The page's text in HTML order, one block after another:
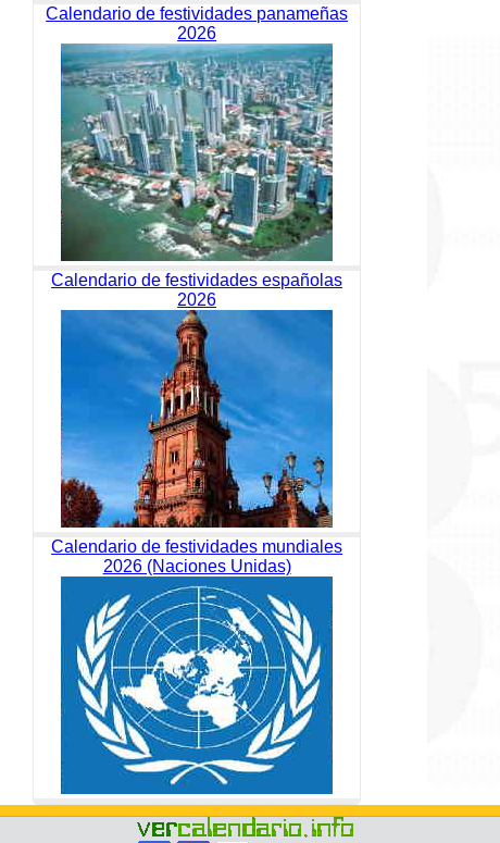
Calendario de festividades panameñas
2026
Calendario de festividades españolas
2026
Calendario de festividades mundiales
2026 (Naciones Unidas)